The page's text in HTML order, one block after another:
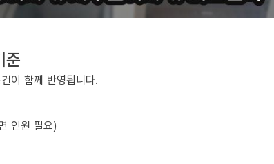
준
이 함께 반영됩니다.
인원 필요)